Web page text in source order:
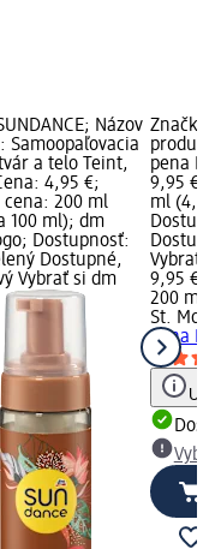
Názov
Samoopaľovacia
a telo Teint,
4,95 €;
cena: 200 ml
100 ml); dm
Dostupnosť:
Dostupné,
Vybrať si dm
Značka:
pena
9,95 €;
ml (4,98
Vybrať
9,95 €
200 ml
St. Moriz
pena